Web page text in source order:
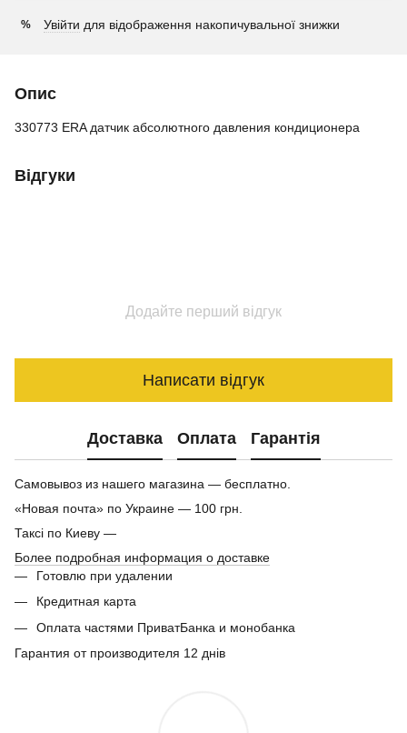
% Увійти для відображення накопичувальної знижки
Опис
330773 ERA датчик абсолютного давления кондиционера
Відгуки
Додайте перший відгук
Написати відгук
Доставка Оплата Гарантія
Самовывоз из нашего магазина — бесплатно.
«Новая почта» по Украине — 100 грн.
Таксі по Киеву —
Более подробная информация о доставке
Готовлю при удалении
Кредитная карта
Оплата частями ПриватБанка и монобанка
Гарантия от производителя 12 днів